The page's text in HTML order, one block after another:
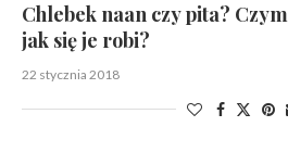
Chlebek naan czy pita?
jak się je robi?
22 stycznia 2018